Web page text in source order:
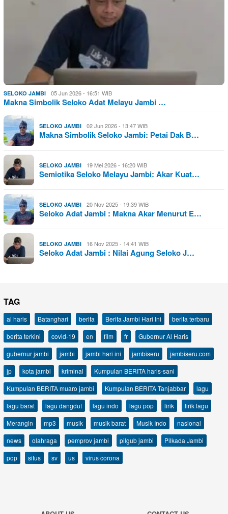
SELOKO JAMBI 05 Jun 2026 - 16:51 WIB
Makna Simbolik Seloko Adat Melayu Jambi …
SELOKO JAMBI 02 Jun 2026 - 13:47 WIB
Makna Simbolik Seloko Jambi: Petai Dak B…
SELOKO JAMBI 19 Mei 2026 - 16:20 WIB
Semiotika Seloko Melayu Jambi: Akar Kuat…
SELOKO JAMBI 20 Nov 2025 - 19:39 WIB
Seloko Adat Jambi : Makna Akar Menurut E…
SELOKO JAMBI 16 Nov 2025 - 14:41 WIB
Seloko Adat Jambi : Nilai Agung Seloko J…
TAG
al haris Batanghari berita Berita Jambi Hari Ini
berita terbaru
berita terkini
covid-19 en film fr
Gubernur Al Haris
gubernur jambi
jambi jambi hari ini jambiseru
jambiseru.com
jp
kota jambi kriminal
Kumpulan BERITA haris-sani
Kumpulan BERITA muaro jambi
Kumpulan BERITA Tanjabbar
lagu
lagu barat
lagu dangdut lagu indo lagu pop lirik
lirik lagu
Merangin
mp3 musik musik barat Musik Indo
nasional
news
olahraga pemprov jambi pilgub jambi
Pilkada Jambi
pop
situs sv us virus corona